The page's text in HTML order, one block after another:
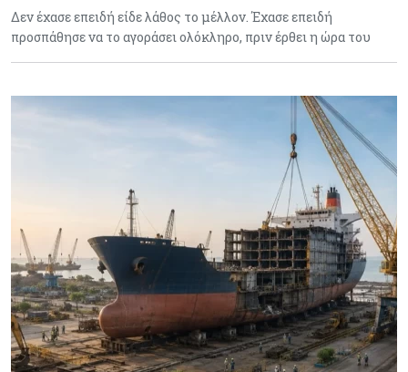
Δεν έχασε επειδή είδε λάθος το μέλλον. Έχασε επειδή
προσπάθησε να το αγοράσει ολόκληρο, πριν έρθει η ώρα του